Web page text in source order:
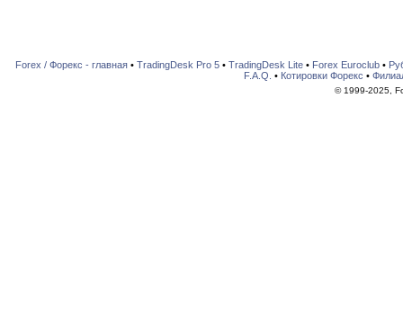
Forex / Форекс - главная• TradingDesk Pro 5• TradingDesk Lite• Forex Euroclub•
F.A.Q. • Котировки Форекс •
© 1999-2025,